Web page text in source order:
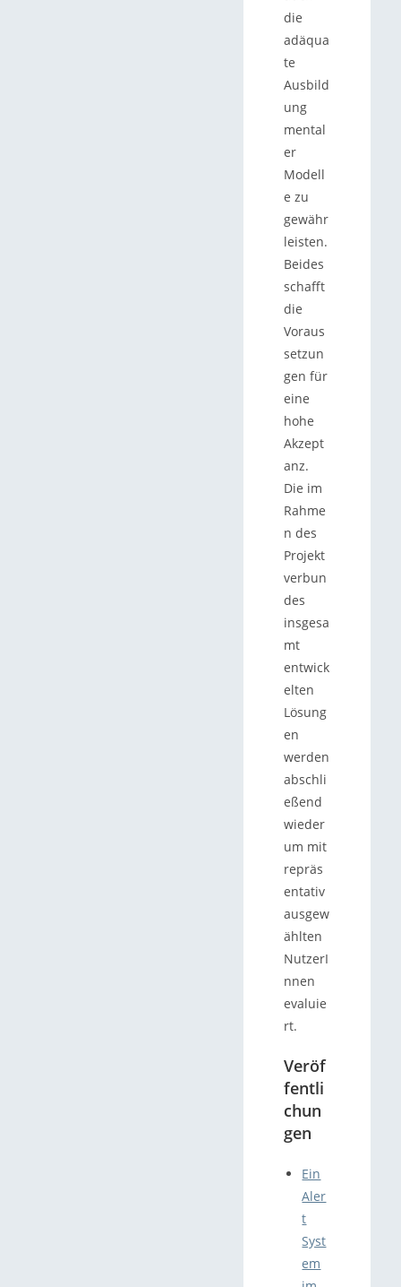
die
adäqua
te
Ausbild
ung
mental
er
Modell
e zu
gewähr
leisten.
Beides
schafft
die
Voraus
setzun
gen für
eine
hohe
Akzept
anz.
Die im
Rahme
n des
Projekt
verbun
des
insgesa
mt
entwick
elten
Lösung
en
werden
abschli
eßend
wieder
um mit
repräs
entativ
ausgew
ählten
NutzerI
nnen
evaluie
rt.
Veröf
fentli
chun
gen
Ein
Aler
t
Syst
em